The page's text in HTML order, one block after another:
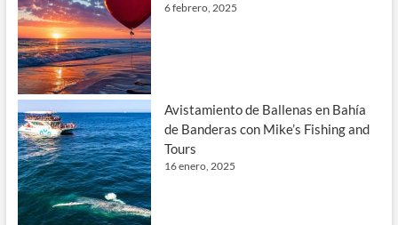
6 febrero, 2025
Avistamiento de Ballenas en Bahía
de Banderas con Mike’s Fishing and
Tours
16 enero, 2025